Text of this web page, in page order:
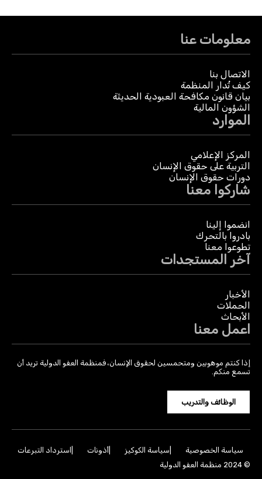
معلومات عنا
الاتصال بنا
كيف تُدار المنظمة
بيان قانون مكافحة العبودية الحديثة
الشؤون المالية
الموارد
المركز الإعلامي
التربية على حقوق الإنسان
دورات حقوق الإنسان
شاركوا معنا
انضموا إلينا
بادروا بالتحرك
تطوعوا معنا
آخر المستجدات
الأخبار
الحملات
الأبحاث
اعمل معنا
إذا كنتم موهوبين ومتحمسين لحقوق الإنسان، فمنظمة العفو الدولية تريد أن
تسمع منكم.
الوظائف والتدريب
سياسة الخصوصية سياسة الكوكيز أذونات
استرداد التبرعات
© 2024 منظمة العفو الدولية